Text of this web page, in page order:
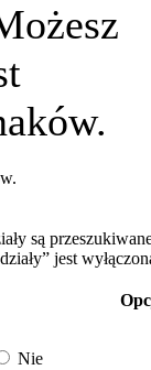
są
jest
Nie